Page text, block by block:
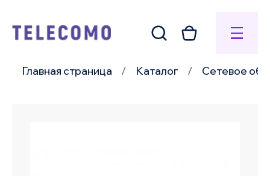
Главная страница Каталог Сетевое